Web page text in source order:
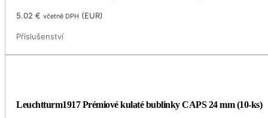
5.02€ včetně DPH (EUR)
Příslušenství
Leuchtturm1917 Prémiové kulaté bublinky CAPS 24 mm (10-ks)